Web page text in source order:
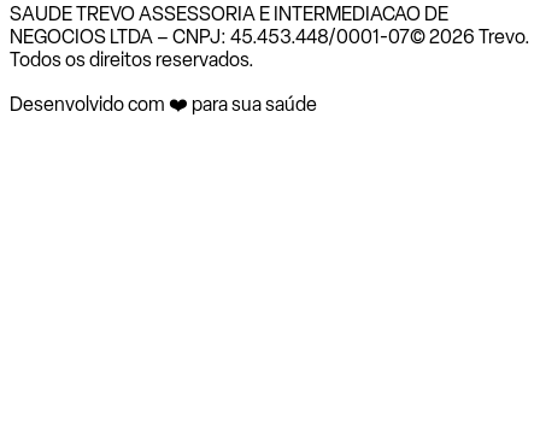
SAUDE TREVO ASSESSORIA E INTERMEDIACAO DE
NEGOCIOS LTDA – CNPJ: 45.453.448/0001-07© 2026 Trevo.
Todos os direitos reservados.
Desenvolvido com ❤️ para sua saúde